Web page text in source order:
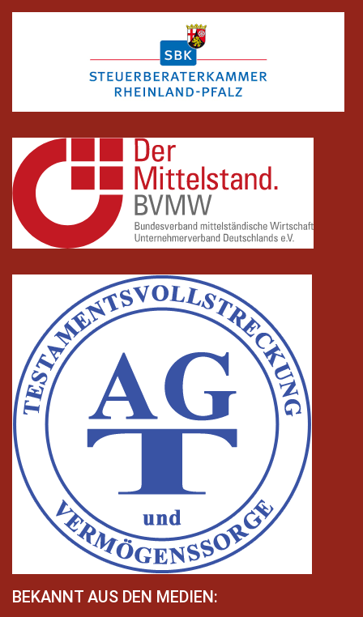
BEKANNT AUS DEN MEDIEN: